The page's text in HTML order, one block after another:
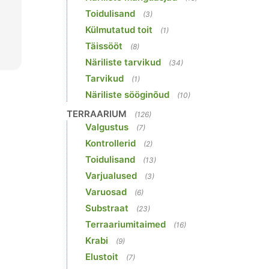
Toidulisand (3)
Külmutatud toit (1)
Täissööt (8)
Näriliste tarvikud (34)
Tarvikud (1)
Näriliste sööginõud (10)
TERRAARIUM (126)
Valgustus (7)
Kontrollerid (2)
Toidulisand (13)
Varjualused (3)
Varuosad (6)
Substraat (23)
Terraariumitaimed (16)
Krabi (9)
Elustoit (7)